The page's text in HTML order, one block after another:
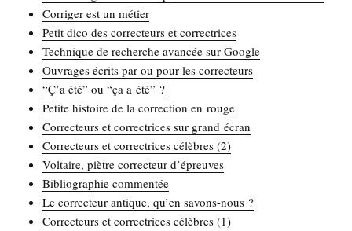
Cor­ri­ger est un métier
Petit dico des cor­rec­teurs et correctrices
Tech­nique de recherche avan­cée sur Google
Ouvrages écrits par ou pour les correcteurs
“Ç’a été” ou “ça a été” ?
Petite his­toire de la cor­rec­tion en rouge
Cor­rec­teurs et cor­rec­trices sur grand écran
Cor­rec­teurs et cor­rec­trices célèbres (2)
Vol­taire, piètre cor­rec­teur d’épreuves
Biblio­gra­phie commentée
Le cor­rec­teur antique, qu’en savons-nous ?
Cor­rec­teurs et cor­rec­trices célèbres (1)